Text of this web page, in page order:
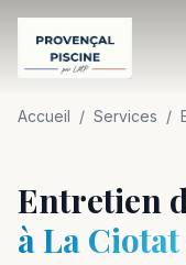
Accueil
Construction de
Rénovation de
Accueil / Services /
Entretien
àLa Ciotat